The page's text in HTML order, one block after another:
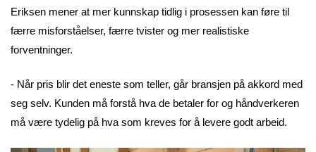
Eriksen mener at mer kunnskap tidlig i prosessen kan føre til
færre misforståelser, færre tvister og mer realistiske
forventninger.
- Når pris blir det eneste som teller, går bransjen på akkord med
seg selv. Kunden må forstå hva de betaler for og håndverkeren
må være tydelig på hva som kreves for å levere godt arbeid.